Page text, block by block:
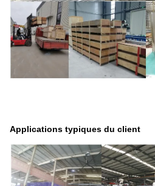
Applications typiques du client